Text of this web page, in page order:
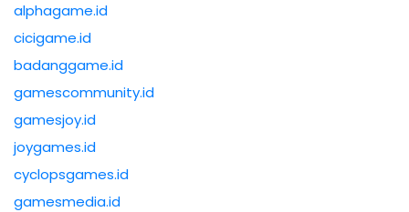
alphagame.id
cicigame.id
badanggame.id
gamescommunity.id
gamesjoy.id
joygames.id
cyclopsgames.id
gamesmedia.id